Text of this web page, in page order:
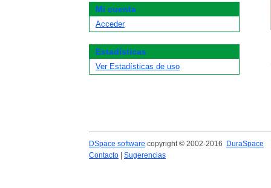
Mi cuenta
Acceder
Estadísticas
Ver Estadísticas de uso
DSpace software copyright © 2002-2016 DuraSpace
Contacto
Sugerencias